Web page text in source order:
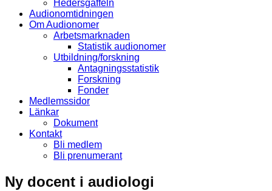
Hedersgaffeln
Audionomtidningen
Om Audionomer
Arbetsmarknaden
Statistik audionomer
Utbildning/forskning
Antagningsstatistik
Forskning
Fonder
Medlemssidor
Länkar
Dokument
Kontakt
Bli medlem
Bli prenumerant
Ny docent i audiologi